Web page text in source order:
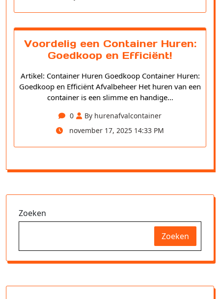
Voordelig een Container Huren:
Goedkoop en Efficiënt!
Artikel: Container Huren Goedkoop Container Huren:
Goedkoop en Efficiënt Afvalbeheer Het huren van een
container is een slimme en handige…
0
By hurenafvalcontainer
november 17, 2025 14:33 PM
Zoeken
Zoeken